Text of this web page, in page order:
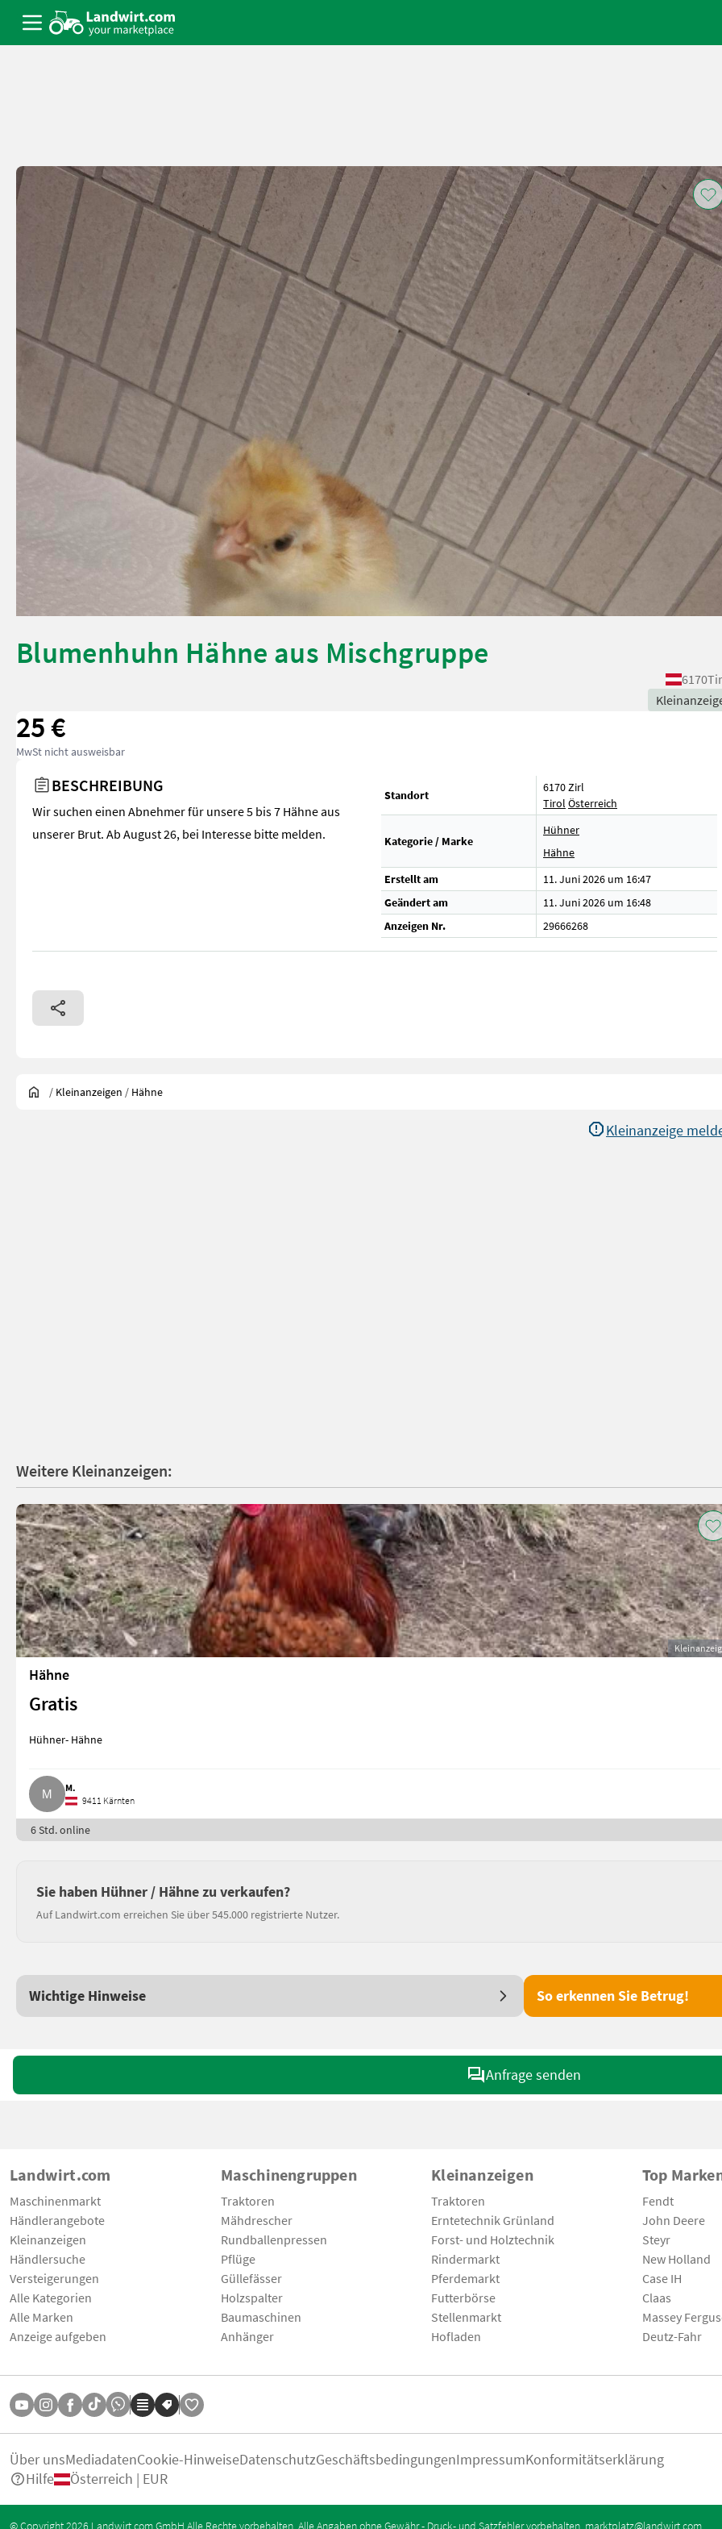
Blumenhuhn Hähne aus Mischgruppe
6170
25 €
MwSt nicht ausweisbar
BESCHREIBUNG
Wir suchen einen Abnehmer für unsere 5 bis 7 Hähne aus
unserer Brut. Ab August 26, bei Interesse bitte melden.
Standort
6170 Zirl
Tirol Österreich
Kategorie / Marke
Hühner
Hähne
Erstellt am
11. Juni 2026 um 16:47
Geändert am
11. Juni 2026 um 16:48
Anzeigen Nr.
29666268
/ Kleinanzeigen / Hähne
Kleinanzeige
Weitere Kleinanzeigen:
Hähne
Gratis
Hühner- Hähne
M.
9411 Kärnten
6 Std. online
Sie haben Hühner / Hähne zu verkaufen?
Auf Landwirt.com erreichen Sie über 545.000 registrierte Nutzer.
Wichtige Hinweise So erkennen Sie Betrug!
Anfrage senden
Landwirt.com
Maschinenmarkt
Händlerangebote
Kleinanzeigen
Händlersuche
Versteigerungen
Alle Kategorien
Alle Marken
Anzeige aufgeben
Maschinengruppen
Traktoren
Mähdrescher
Rundballenpressen
Pflüge
Güllefässer
Holzspalter
Baumaschinen
Anhänger
Kleinanzeigen
Traktoren
Erntetechnik Grünland
Forst- und Holztechnik
Rindermarkt
Pferdemarkt
Futterbörse
Stellenmarkt
Hofladen
Top
Fendt
John Deere
Steyr
New Holland
Case IH
Claas
Massey
Deutz-Fahr
Über unsMediadatenCookie-HinweiseDatenschutzGeschäftsbedingungenImpressumKonformitätserklärung
Hilfe
Österreich | EUR
© Copyright 2026 Landwirt.com GmbH Alle Rechte vorbehalten. Alle Angaben ohne Gewähr - Druck- und Satzfehler vorbehalten. marktplatz@landwirt.com